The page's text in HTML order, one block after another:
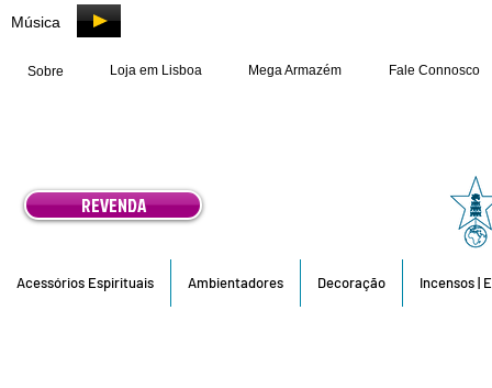
Música
Sobre Loja em Lisboa Mega Armazém Fale Connosco
REVENDA
Acessórios Espirituais Ambientadores Decoração Incensos |